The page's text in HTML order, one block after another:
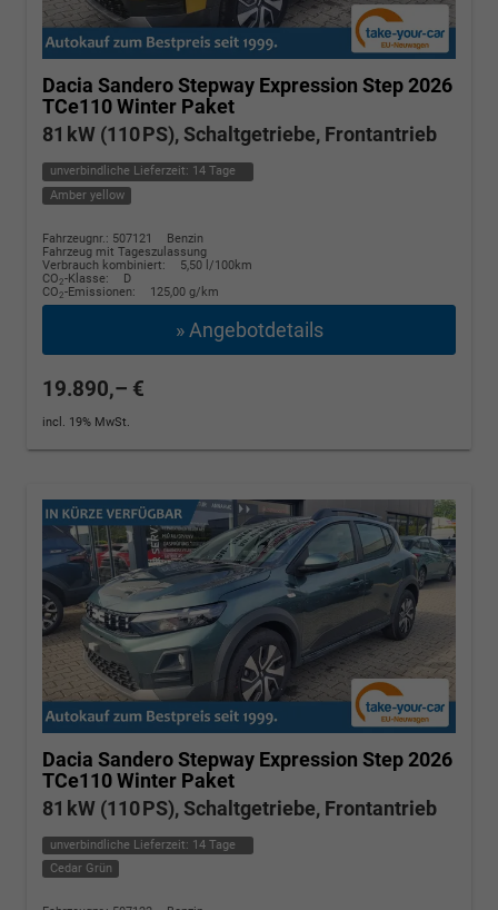
Dacia SanderoStepway Expression Step 2026
TCe110 Winter Paket
81 kW (110 PS), Schaltgetriebe, Frontantrieb
unverbindliche Lieferzeit: 14 Tage
Amber yellow
Fahrzeugnr.: 507121
Benzin
Fahrzeug mit Tageszulassung
Verbrauch kombiniert:
5,50 l/100km
CO2-Klasse:
D
CO2-Emissionen: 125,00 g/km
» Angebotdetails
19.890,– €
incl. 19% MwSt.
Dacia SanderoStepway Expression Step 2026
TCe110 Winter Paket
81 kW (110 PS), Schaltgetriebe, Frontantrieb
unverbindliche Lieferzeit: 14 Tage
Cedar Grün